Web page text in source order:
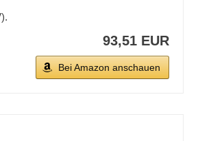
93,51 EUR
Bei Amazon anschauen